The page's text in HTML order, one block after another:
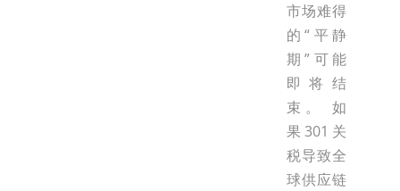
市场难得
的“平静
期”可能
即将结
束。 如
果301关
税导致全
球供应链